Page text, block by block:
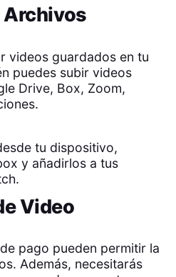
Archivos
videos guardados en tu
puedes subir videos
Drive, Box, Zoom,
tu dispositivo,
y añadirlos a tus
Video
pago pueden permitir la
Además, necesitarás